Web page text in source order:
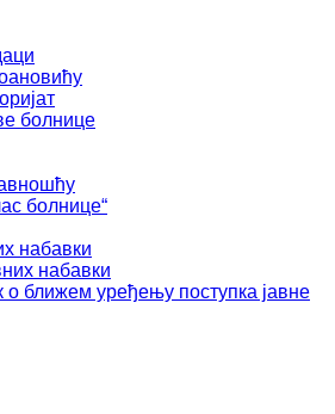
болнице
болнице“
набавки
набавки
о ближем уређењу поступка јавне